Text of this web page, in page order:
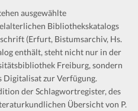
Partnerprojekte
Mitteilungen
Kontakt
ausgewählte
Bibliothekskatalogs
(Erfurt, Bistumsarchiv, Hs.
enthält, steht nicht nur in der
Freiburg, sondern
zur Verfügung.
der Schlagwortregister, des
Übersicht von P.